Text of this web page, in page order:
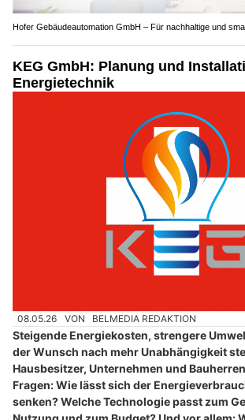
Hofer Gebäudeautomation GmbH – Für nachhaltige und
KEG GmbH: Planung und
Energietechnik
08.05.26 VON BELMEDIA REDAKTION
Steigende Energiekosten, strengere
der Wunsch nach mehr Unabhängigkeit
Hausbesitzer, Unternehmen und
Fragen: Wie lässt sich der
senken? Welche Technologie passt zum